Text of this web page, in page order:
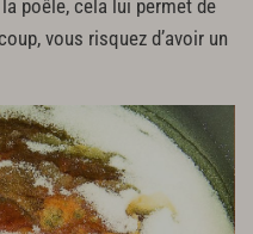
poêle, cela lui permet de
vous risquez d’avoir un